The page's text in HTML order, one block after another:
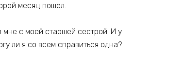
месяц пошел.
мне с моей старшей сестрой. И у
ли я со всем справиться одна?